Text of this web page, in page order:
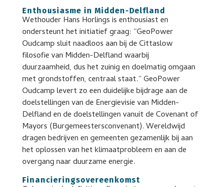
Enthousiasme in Midden-Delfland
Wethouder Hans Horlings is enthousiast en
ondersteunt het initiatief graag: “GeoPower
Oudcamp sluit naadloos aan bij de Cittaslow
filosofie van Midden-Delfland waarbij
duurzaamheid, dus het zuinig en doelmatig omgaan
met grondstoffen, centraal staat.” GeoPower
Oudcamp levert zo een duidelijke bijdrage aan de
doelstellingen van de Energievisie van Midden-
Delfland en de doelstellingen vanuit de Covenant of
Mayors (Burgemeestersconvenant). Wereldwijd
dragen bedrijven en gemeenten gezamenlijk bij aan
het oplossen van het klimaatprobleem en aan de
overgang naar duurzame energie.
Financieringsovereenkomst